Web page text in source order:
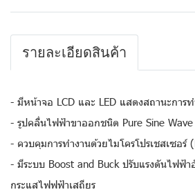
รายละเอียดสินค้า
- มีหน้าจอ LCD และ LED แสดงสถานะการ
- รูปคลื่นไฟฟ้าขาออกชนิด Pure Sine Wave
- ควบคุมการทำงานด้วยไมโครโปรเชสเซอร์
- มีระบบ Boost and Buck ปรับแรงดันไฟฟ้
กระแสไฟฟฟ้าเสถียร